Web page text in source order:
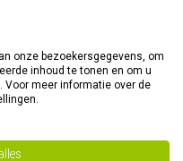
onze bezoekersgegevens, om
inhoud te tonen en om u
Voor meer informatie over de